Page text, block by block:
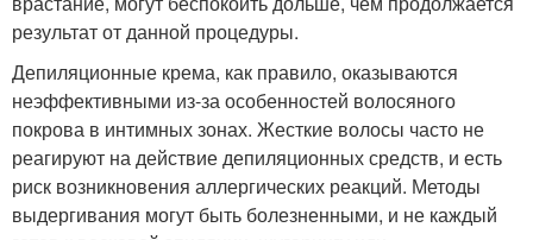
результат от данной процедуры.
Депиляционные крема, как правило, оказываются
неэффективными из-за особенностей волосяного
покрова в интимных зонах. Жесткие волосы часто не
реагируют на действие депиляционных средств, и есть
риск возникновения аллергических реакций. Методы
выдергивания могут быть болезненными, и не каждый